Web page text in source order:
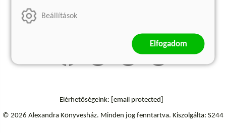
Szállítási információk
Elérhetőségeink: [email protected]
© 2026 Alexandra Könyvesház. Minden jog fenntartva. Kiszolgálta: S244
Beállítások
Elfogadom